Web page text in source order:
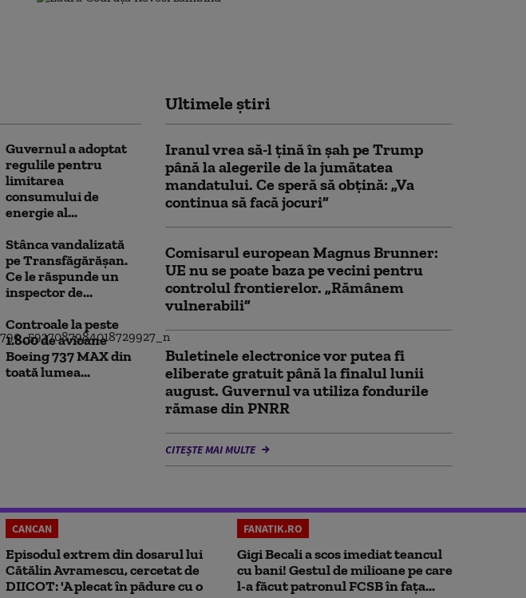
Guvernul a adoptat
regulile pentru
limitarea
consumului de
energie al...
Stânca vandalizată
pe Transfăgărășan.
Ce le răspunde un
inspector de...
Controale la peste
1.800 de avioane
Boeing 737 MAX din
toată lumea...
Ultimele știri
Iranul vrea să-l țină în șah pe Trump
până la alegerile de la jumătatea
mandatului. Ce speră să obțină: „Va
continua să facă jocuri”
Comisarul european Magnus Brunner:
UE nu se poate baza pe vecini pentru
controlul frontierelor. „Rămânem
vulnerabili”
Buletinele electronice vor putea fi
eliberate gratuit până la finalul lunii
august. Guvernul va utiliza fondurile
rămase din PNRR
CITEȘTE MAI MULTE
CANCAN
Episodul extrem din dosarul lui
Cătălin Avramescu, cercetat de
DIICOT: 'A plecat în pădure cu o
FANATIK.RO
Gigi Becali a scos imediat teancul
cu bani! Gestul de milioane pe care
l-a făcut patronul FCSB în fața...